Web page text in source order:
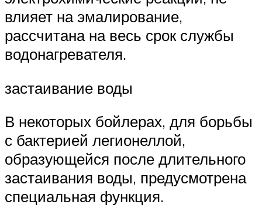
влияет на эмалирование,
рассчитана на весь срок службы
водонагревателя.
застаивание воды
В некоторых бойлерах, для борьбы
с бактерией легионеллой,
образующейся после длительного
застаивания воды, предусмотрена
специальная функция.